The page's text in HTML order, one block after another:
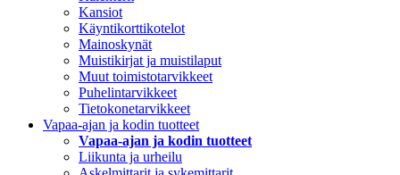
Kansiot
Käyntikorttikotelot
Mainoskynät
Muistikirjat ja muistilaput
Muut toimistotarvikkeet
Puhelintarvikkeet
Tietokonetarvikkeet
Vapaa-ajan ja kodin tuotteet
Vapaa-ajan ja kodin tuotteet
Liikunta ja urheilu